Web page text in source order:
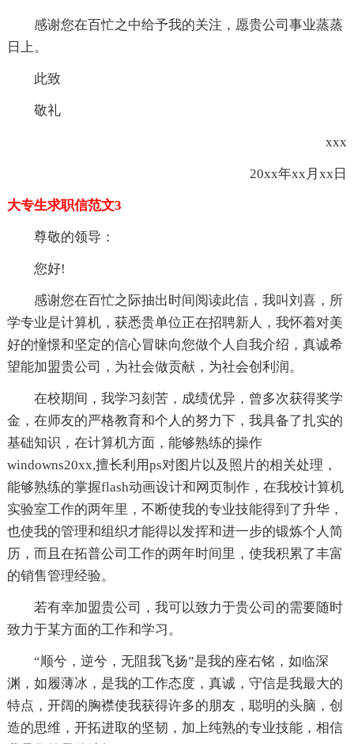
感谢您在百忙之中给予我的关注，愿贵公司事业蒸蒸
日上。
此致
敬礼
xxx
20xx年xx月xx日
大专生求职信范文3
尊敬的领导：
您好!
感谢您在百忙之际抽出时间阅读此信，我叫刘喜，所
学专业是计算机，获悉贵单位正在招聘新人，我怀着对美
好的憧憬和坚定的信心冒昧向您做个人自我介绍，真诚希
望能加盟贵公司，为社会做贡献，为社会创利润。
在校期间，我学习刻苦，成绩优异，曾多次获得奖学
金，在师友的严格教育和个人的努力下，我具备了扎实的
基础知识，在计算机方面，能够熟练的操作
windowns20xx,擅长利用ps对图片以及照片的相关处理，
能够熟练的掌握flash动画设计和网页制作，在我校计算机
实验室工作的两年里，不断使我的专业技能得到了升华，
也使我的管理和组织才能得以发挥和进一步的锻炼个人简
历，而且在拓普公司工作的两年时间里，使我积累了丰富
的销售管理经验。
若有幸加盟贵公司，我可以致力于贵公司的需要随时
致力于某方面的工作和学习。
“顺兮，逆兮，无阻我飞扬”是我的座右铭，如临深
渊，如履薄冰，是我的工作态度，真诚，守信是我最大的
特点，开阔的胸襟使我获得许多的朋友，聪明的头脑，创
造的思维，开拓进取的坚韧，加上纯熟的专业技能，相信